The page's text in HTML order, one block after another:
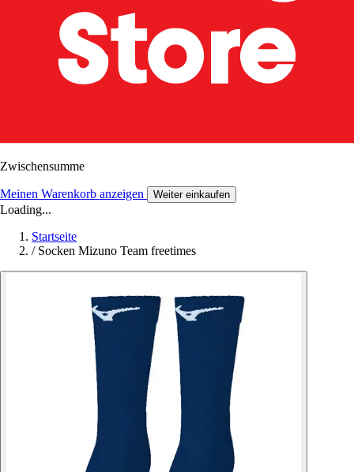
Zwischensumme
Meinen Warenkorb anzeigen Weiter einkaufen
Loading...
Startseite
/ Socken Mizuno Team freetimes